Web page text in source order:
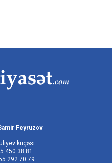
Feyruzov
küçəsi
450 38 81
292 70 79